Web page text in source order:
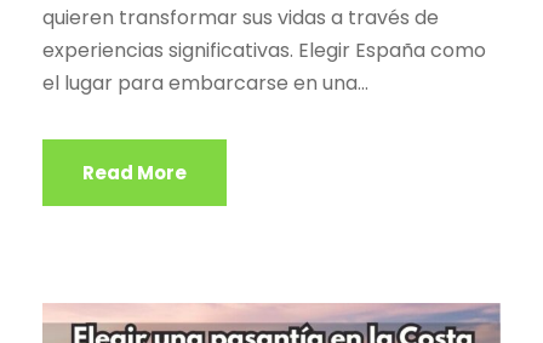
quieren transformar sus vidas a través de
experiencias significativas. Elegir España como
el lugar para embarcarse en una...
Read More